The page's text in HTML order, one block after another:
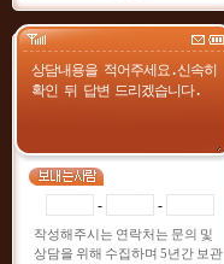
- -
작성해주시는 연락처는 문의 및
상담을 위해 수집하며 5년간 보관